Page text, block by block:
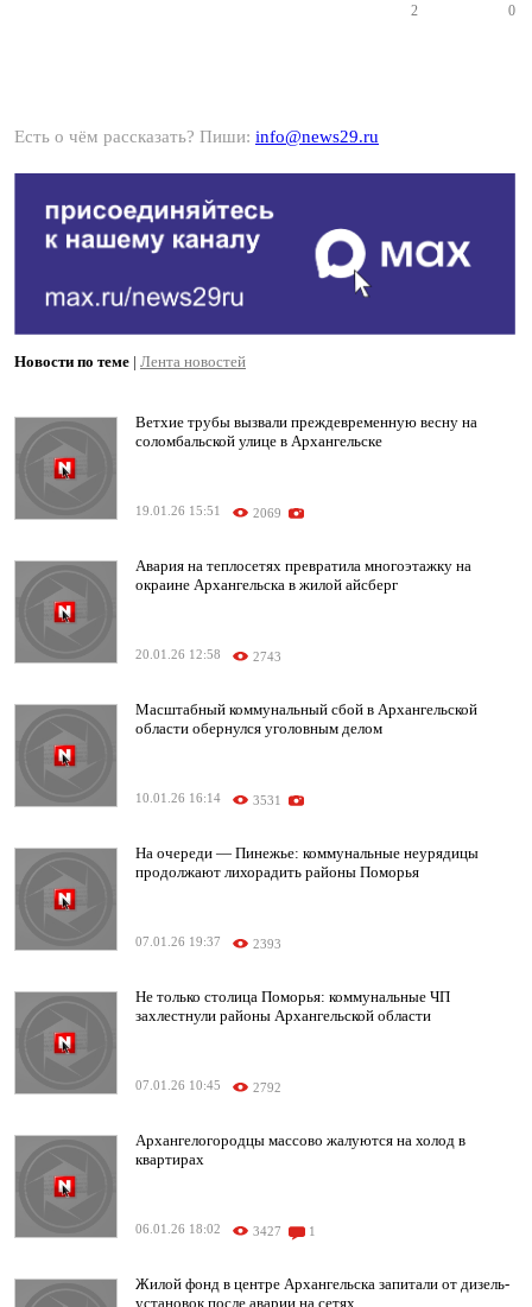
2 0
Есть о чём рассказать? Пиши: info@news29.ru
Новости по теме | Лента новостей
Ветхие трубы вызвали преждевременную весну на
соломбальской улице в Архангельске
19.01.26 15:51 2069
Авария на теплосетях превратила многоэтажку на
окраине Архангельска в жилой айсберг
20.01.26 12:58 2743
Масштабный коммунальный сбой в Архангельской
области обернулся уголовным делом
10.01.26 16:14 3531
На очереди — Пинежье: коммунальные неурядицы
продолжают лихорадить районы Поморья
07.01.26 19:37 2393
Не только столица Поморья: коммунальные ЧП
захлестнули районы Архангельской области
07.01.26 10:45 2792
Архангелогородцы массово жалуются на холод в
квартирах
06.01.26 18:02 3427 1
Жилой фонд в центре Архангельска запитали от дизель-
установок после аварии на сетях